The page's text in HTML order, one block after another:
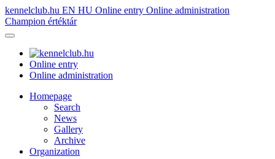
kennelclub.hu EN HU Online entry Online administration
Champion értéktár
Online entry
Online administration
Homepage
Search
News
Gallery
Archive
Organization